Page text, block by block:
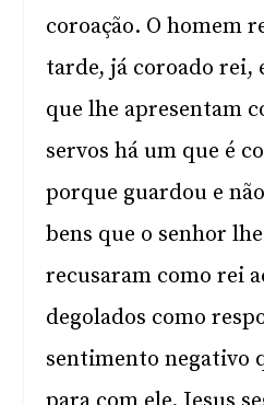
coroação. O homem
tarde, já coroado rei,
que lhe apresentam
servos há um que é
porque guardou e
bens que o senhor
recusaram como rei
degolados como
sentimento negativo